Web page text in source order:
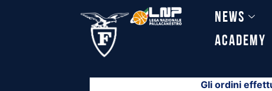
News
Academy
Gli ordini